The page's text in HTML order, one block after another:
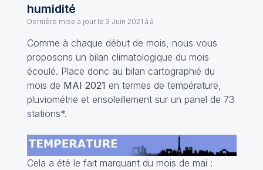
humidité
Dernière mise à jour le 3 Juin 2021 à à
Comme à chaque début de mois, nous vous
proposons un bilan climatologique du mois
écoulé. Place donc au bilan cartographié du
mois de MAI 2021 en termes de température,
pluviométrie et ensoleillement sur un panel de 73
stations*.
Cela a été le fait marquant du mois de mai :